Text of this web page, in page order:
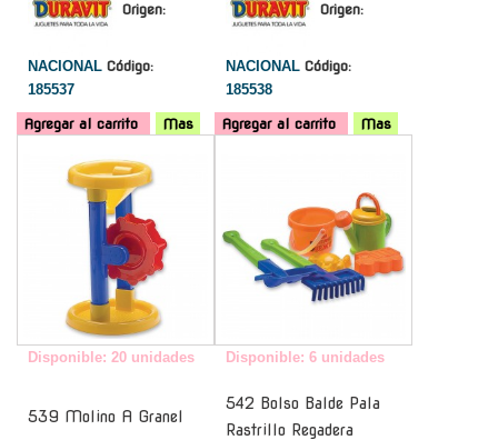
Origen:
NACIONAL Código:
185537
Agregar al carrito Mas
Origen:
NACIONAL Código:
185538
Agregar al carrito
Mas
Disponible: 20 unidades
539 Molino A Granel
Disponible: 6 unidades
542 Bolso Balde Pala
Rastrillo Regadera